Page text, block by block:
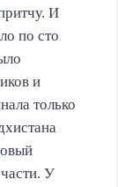
И
по сто
и
только
У